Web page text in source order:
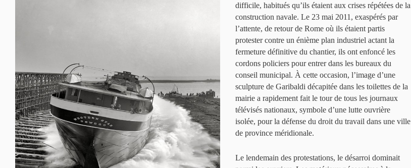
difficile, habitués qu’ils étaient aux crises répétées de la
construction navale. Le 23 mai 2011, exaspérés par
l’attente, de retour de Rome où ils étaient partis
protester contre un énième plan industriel actant la
fermeture définitive du chantier, ils ont enfoncé les
cordons policiers pour entrer dans les bureaux du
conseil municipal. À cette occasion, l’image d’une
sculpture de Garibaldi décapitée dans les toilettes de la
mairie a rapidement fait le tour de tous les journaux
télévisés nationaux, symbole d’une lutte ouvrière
isolée, pour la défense du droit du travail dans une ville
de province méridionale.
Le lendemain des protestations, le désarroi dominait